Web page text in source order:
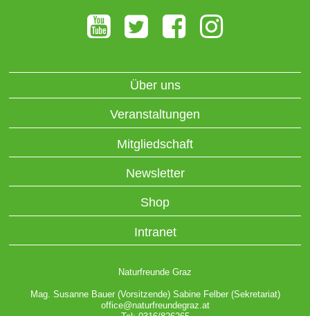
Über uns
Veranstaltungen
Mitgliedschaft
Newsletter
Shop
Intranet
Naturfreunde Graz
Mag. Susanne Bauer (Vorsitzende) Sabine Felber (Sekretariat)
office@naturfreundegraz.at